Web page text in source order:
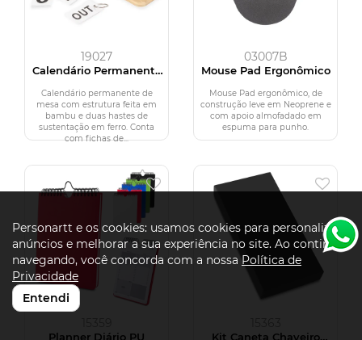
19027
Calendário Permanente
Calendário permanente de
mesa com estrutura feita em
bambu e duas hastes de
sustentação em ferro. Conta
com fichas de...
03007B
Mouse Pad Ergonômico
Mouse Pad ergonômico, de
construção leve em Neoprene e
com apoio almofadado em
espuma para punho.
Planner Diário PU Kit Caneta Chaveiro
Personartt e os cookies: usamos cookies para personalizar
anúncios e melhorar a sua experiência no site. Ao continuar
navegando, você concorda com a nossaPolítica de
Privacidade
Entendi